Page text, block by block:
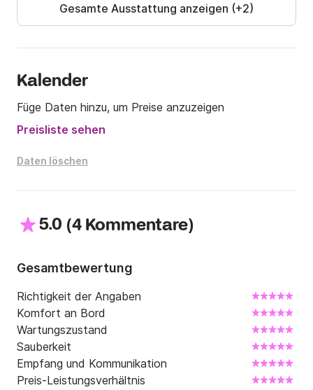
Gesamte Ausstattung anzeigen (+2)
Kalender
Füge Daten hinzu, um Preise anzuzeigen
Preisliste sehen
Daten löschen
5.0 (4 Kommentare)
Gesamtbewertung
Richtigkeit der Angaben
Komfort an Bord
Wartungszustand
Sauberkeit
Empfang und Kommunikation
Preis-Leistungsverhältnis